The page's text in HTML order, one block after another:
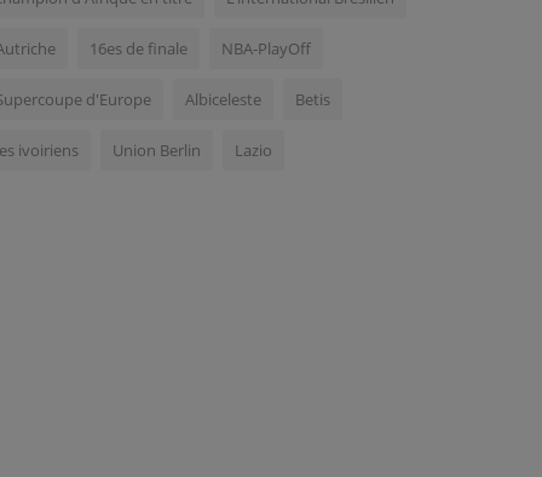
16es de finale NBA-PlayOff
d'Europe Albiceleste Betis
ivoiriens Union Berlin Lazio